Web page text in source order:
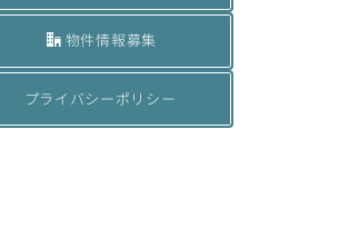
物件情報募集
プライバシーポリシー